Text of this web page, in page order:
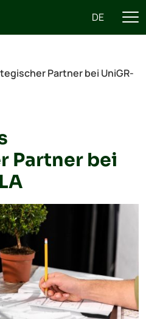
DE
Partner bei UniGR-
Partner bei